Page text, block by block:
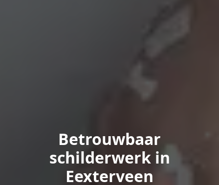
Betrouwbaar
schilderwerk in
Eexterveen